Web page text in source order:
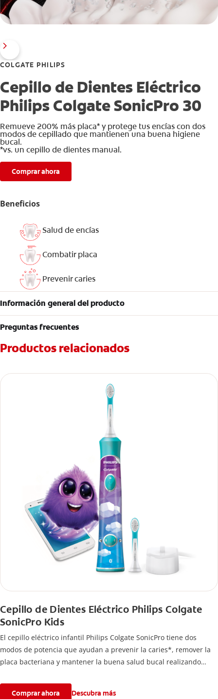
COLGATE PHILIPS
Cepillo de Dientes Eléctrico
Philips Colgate SonicPro 30
Remueve 200% más placa* y protege tus encías con dos
modos de cepillado que mantienen una buena higiene
bucal.
*vs. un cepillo de dientes manual.
Comprar ahora
Beneficios
Salud de encías
Combatir placa
Prevenir caries
Información general del producto
Preguntas frecuentes
Productos relacionados
Cepillo de Dientes Eléctrico Philips Colgate
SonicPro Kids
El cepillo eléctrico infantil Philips Colgate SonicPro tiene dos
modos de potencia que ayudan a prevenir la caries*, remover la
placa bacteriana y mantener la buena salud bucal realizando
*Con uso continuo.
Comprar ahora Descubra más